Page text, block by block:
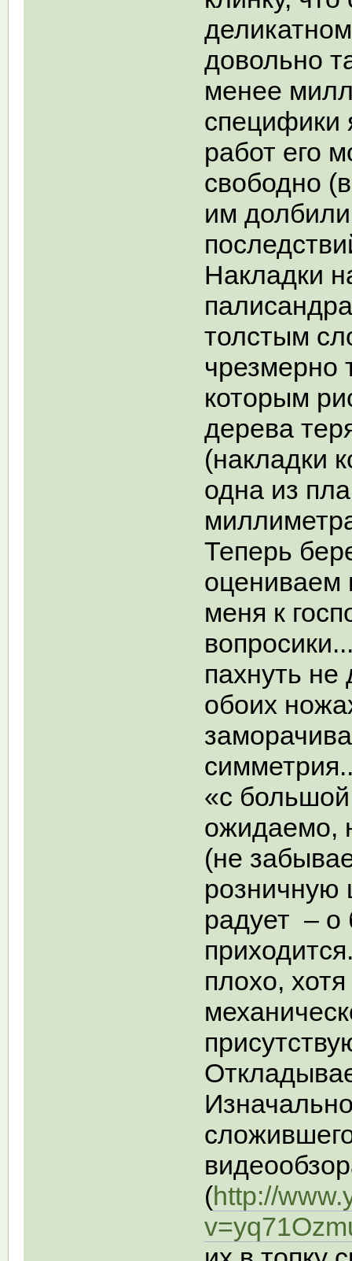
довольно
менее
специфики
работ его
свободно
им
Накладки
толстым
чрезмерно
которым
дерева
(накладки
одна из
Теперь
оцениваем
меня к
пахнуть не
обоих
«с большой
ожидаемо,
(не
розничную
радует – о
плохо,
(http://